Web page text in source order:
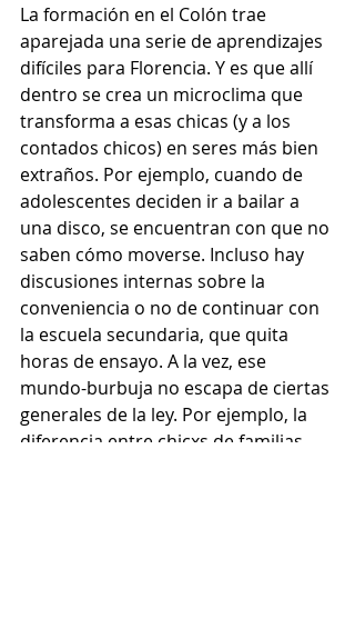
La formación en el Colón trae
aparejada una serie de aprendizajes
difíciles para Florencia. Y es que allí
dentro se crea un microclima que
transforma a esas chicas (y a los
contados chicos) en seres más bien
extraños. Por ejemplo, cuando de
adolescentes deciden ir a bailar a
una disco, se encuentran con que no
saben cómo moverse. Incluso hay
discusiones internas sobre la
conveniencia o no de continuar con
la escuela secundaria, que quita
horas de ensayo. A la vez, ese
mundo-burbuja no escapa de ciertas
generales de la ley. Por ejemplo, la
diferencia entre chicxs de familias